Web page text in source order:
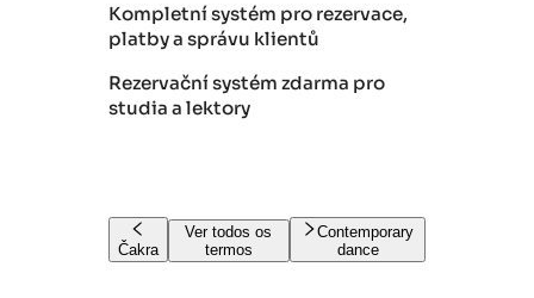
Kompletní systém pro rezervace,
platby a správu klientů
Rezervační systém zdarma pro
studia a lektory
Čakra
Ver todos os
termos
Contemporary
dance